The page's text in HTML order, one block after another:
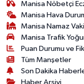
Manisa Nöbetçi
Manisa Hava
Manisa Namaz
Manisa Trafik
Puan Durumu ve
Tüm Manşetler
Son Dakika
Haber Arşivi